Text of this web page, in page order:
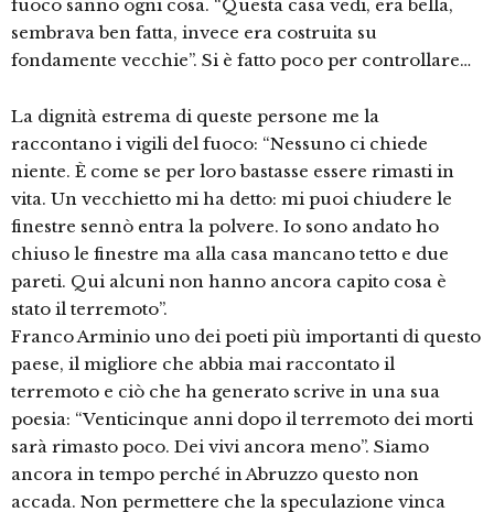
fuoco sanno ogni cosa. “Questa casa vedi, era bella,
sembrava ben fatta, invece era costruita su
fondamente vecchie”. Si è fatto poco per controllare…
La dignità estrema di queste persone me la
raccontano i vigili del fuoco: “Nessuno ci chiede
niente. È come se per loro bastasse essere rimasti in
vita. Un vecchietto mi ha detto: mi puoi chiudere le
finestre sennò entra la polvere. Io sono andato ho
chiuso le finestre ma alla casa mancano tetto e due
pareti. Qui alcuni non hanno ancora capito cosa è
stato il terremoto”.
Franco Arminio uno dei poeti più importanti di questo
paese, il migliore che abbia mai raccontato il
terremoto e ciò che ha generato scrive in una sua
poesia: “Venticinque anni dopo il terremoto dei morti
sarà rimasto poco. Dei vivi ancora meno”. Siamo
ancora in tempo perché in Abruzzo questo non
accada. Non permettere che la speculazione vinca